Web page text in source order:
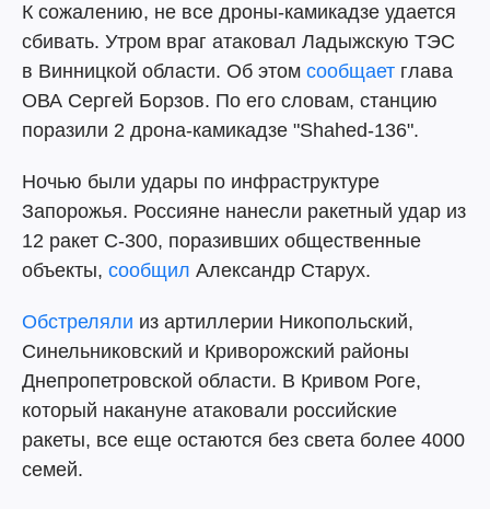
К сожалению, не все дроны-камикадзе удается
сбивать. Утром враг атаковал Ладыжскую ТЭС
в Винницкой области. Об этом сообщает глава
ОВА Сергей Борзов. По его словам, станцию
поразили 2 дрона-камикадзе "Shahed-136".
Ночью были удары по инфраструктуре
Запорожья. Россияне нанесли ракетный удар из
12 ракет С-300, поразивших общественные
объекты, сообщил Александр Старух.
Обстреляли из артиллерии Никопольский,
Синельниковский и Криворожский районы
Днепропетровской области. В Кривом Роге,
который накануне атаковали российские
ракеты, все еще остаются без света более 4000
семей.